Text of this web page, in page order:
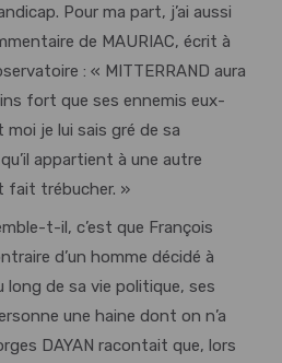
Pour ma part, j’ai aussi
de MAURIAC, écrit à
: « MITTERRAND aura
fort que ses ennemis eux-
moi je lui sais gré de sa
appartient à une autre
fait trébucher. »
t-il, c’est que François
d’un homme décidé à
de sa vie politique, ses
une haine dont on n’a
DAYAN racontait que, lors